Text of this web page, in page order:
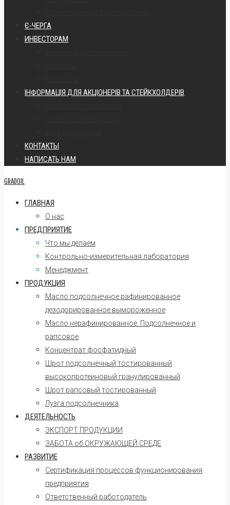
Є-ЧЕРГА
ИНВЕСТОРАМ
ІНФОРМАЦІЯ ДЛЯ АКЦІОНЕРІВ ТА СТЕЙКХОЛДЕРІВ
КОНТАКТЫ
НАПИСАТЬ НАМ
GRADOIL
ГЛАВНАЯ
О нас
ПРЕДПРИЯТИЕ
Что мы делаем
Контрольно-измерительная лаборатория
Менеджмент
ПРОДУКЦИЯ
Масло подсолнечное рафинированное
дезодорированное вымороженное
Масло нерафинированное. Подсолнечное и
рапсовое
Концентрат фосфатидный
Шрот подсолнечный тостированный
высокопротеиновый гранулированный
Шрот рапсовый тостированный
Лузга подсолнечника
ДЕЯТЕЛЬНОСТЬ
ЭКСПОРТ ПРОДУКЦИИ
ЗАБОТА об ОКРУЖАЮЩЕЙ СРЕДЕ
РАЗВИТИЕ
Сертификация процессов функционирования
предприятия
Ответственный работодатель